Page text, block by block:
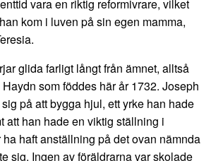
vara en riktig reformivrare, vilket
kom i luven på sin egen mamma,
glida farligt långt från ämnet, alltså
som föddes här år 1732. Joseph
på att bygga hjul, ett yrke han hade
att han hade en viktig ställning i
haft anställning på det ovan nämnda
sig. Ingen av föräldrarna var skolade